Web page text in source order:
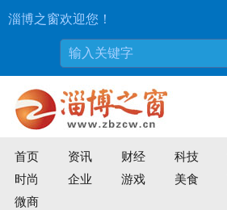
淄博之窗欢迎您！
首页 资讯 财经 科技
时尚
企业 游戏 美食
微商